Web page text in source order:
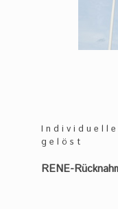
gelöst
RENE-